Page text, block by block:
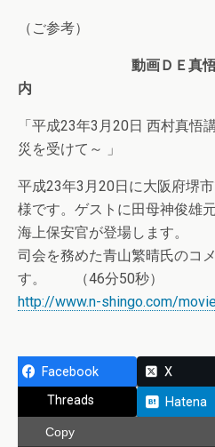
（ご参考）
動画ＤＥ真
内
「平成23年3月20日 西村真悟
災を受けて～ 」
平成23年3月20日に大阪府堺
様です。ゲストに田母神俊雄
海上保安官が登場します。
司会を務めた青山繁晴氏のコ
す。 （46分50秒）
http://www.n-shingo.com/
Facebook X
Threads
Hatena
Copy